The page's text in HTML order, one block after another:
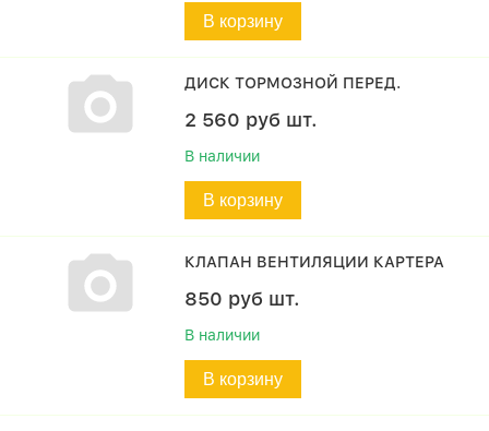
В корзину
ДИСК ТОРМОЗНОЙ ПЕРЕД.
2 560 руб шт.
В наличии
В корзину
КЛАПАН ВЕНТИЛЯЦИИ КАРТЕРА
850 руб шт.
В наличии
В корзину